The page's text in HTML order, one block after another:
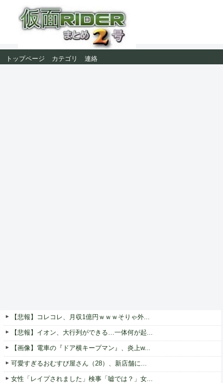
トップページ カテゴリ 連絡
【悲報】コレコレ、月収1億円ｗｗｗそりゃ外...
【悲報】イオン、大行列ができる…一体何が起...
【画像】電車の『ドア横キープマン』、炎上w...
可愛すぎるおむすび屋さん（28）、新店舗に...
女性「レイプされました」検事「嘘では？」女...